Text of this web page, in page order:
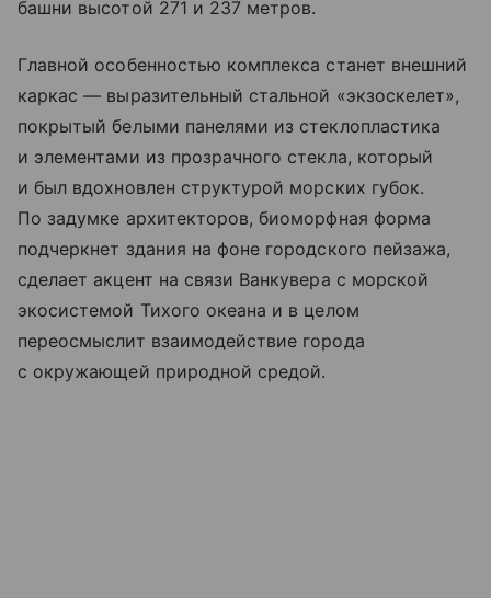
башни высотой 271 и 237 метров.
Главной особенностью комплекса станет внешний
каркас — выразительный стальной «экзоскелет»,
покрытый белыми панелями из стеклопластика
и элементами из прозрачного стекла, который
и был вдохновлен структурой морских губок.
По задумке архитекторов, биоморфная форма
подчеркнет здания на фоне городского пейзажа,
сделает акцент на связи Ванкувера с морской
экосистемой Тихого океана и в целом
переосмыслит взаимодействие города
с окружающей природной средой.